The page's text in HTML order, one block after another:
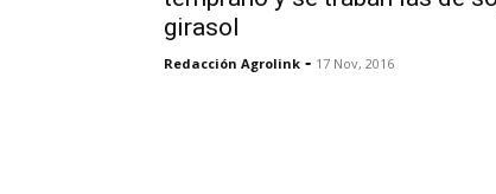
girasol
Redacción Agrolink - 17 Nov, 2016